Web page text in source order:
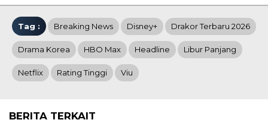
Tag : Breaking News Disney+ Drakor Terbaru 2026
Drama Korea HBO Max Headline Libur Panjang
Netflix Rating Tinggi Viu
BERITA TERKAIT